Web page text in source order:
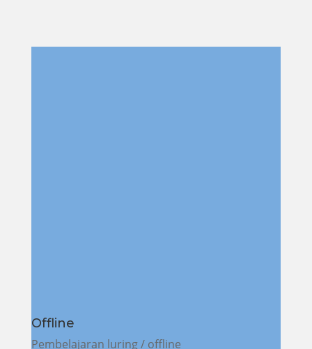
Offline
Pembelajaran luring / offline